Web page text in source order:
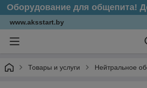
Оборудование для общепита!
www.aksstart.by
Товары и услуги Нейтральное